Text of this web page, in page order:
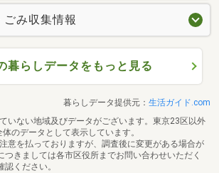
み収集情報
暮らしデータをもっと見る
暮らしデータ提供元： 生活ガイド.com
いない地域及びデータがございます。東京23区以外
のデータとして表示しています。
意を払っておりますが、調査後に変更がある場合が
つきましては各市区役所までお問い合わせいただく
ください。